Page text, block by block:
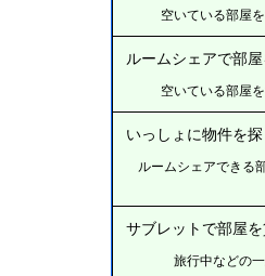
空いている部屋
ルームシェアで部
空いている部屋
いっしょに物件を
ルームシェアできる
サブレットで部屋
旅行中などの